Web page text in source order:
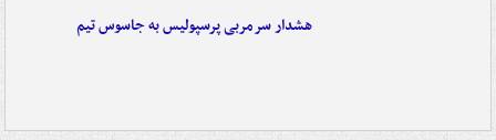
هشدار سرمربی پرسپولیس به جاسوس تیم